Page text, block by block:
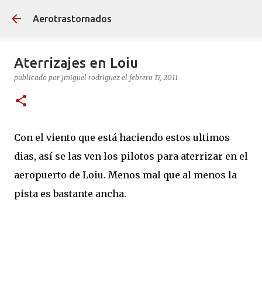
Aerotrastornados
Aterrizajes en Loiu
publicado por jmiguel rodriguez el febrero 17, 2011
Con el viento que está haciendo estos ultimos
dias, así se las ven los pilotos para aterrizar en el
aeropuerto de Loiu. Menos mal que al menos la
pista es bastante ancha.